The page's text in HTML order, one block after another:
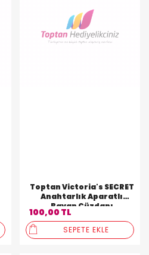
Toptan Victoria's SECRET
Anahtarlık Aparatlı
Bayan Cüzdanı
100,00 TL
SEPETE EKLE